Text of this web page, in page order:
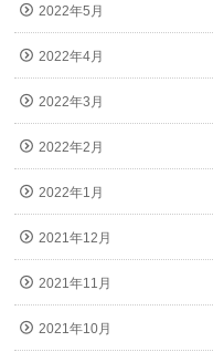
2022年5月
2022年4月
2022年3月
2022年2月
2022年1月
2021年12月
2021年11月
2021年10月